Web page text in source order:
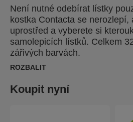
Není nutné odebírat lístky
kostka Contacta se nerozlepí,
uprostřed a vyberete si
samolepicích lístků. Celkem
zářivých barvách.
ROZBALIT
Koupit nyní